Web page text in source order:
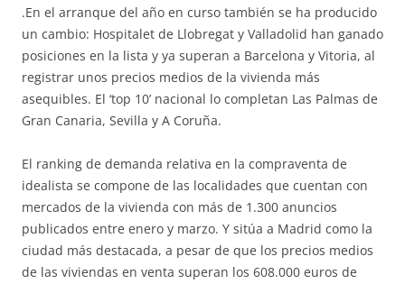
.En el arranque del año en curso también se ha producido
un cambio: Hospitalet de Llobregat y Valladolid han ganado
posiciones en la lista y ya superan a Barcelona y Vitoria, al
registrar unos precios medios de la vivienda más
asequibles. El ‘top 10’ nacional lo completan Las Palmas de
Gran Canaria, Sevilla y A Coruña.
El ranking de demanda relativa en la compraventa de
idealista se compone de las localidades que cuentan con
mercados de la vivienda con más de 1.300 anuncios
publicados entre enero y marzo. Y sitúa a Madrid como la
ciudad más destacada, a pesar de que los precios medios
de las viviendas en venta superan los 608.000 euros de